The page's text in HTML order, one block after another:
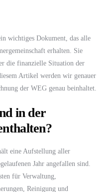
wichtiges Dokument, das alle
erhalten. Sie
die finanzielle Situation der
Artikel werden wir genauer
der WEG genau beinhaltet.
in der
eine Aufstellung aller
Jahr angefallen sind.
für Verwaltung,
Reinigung und